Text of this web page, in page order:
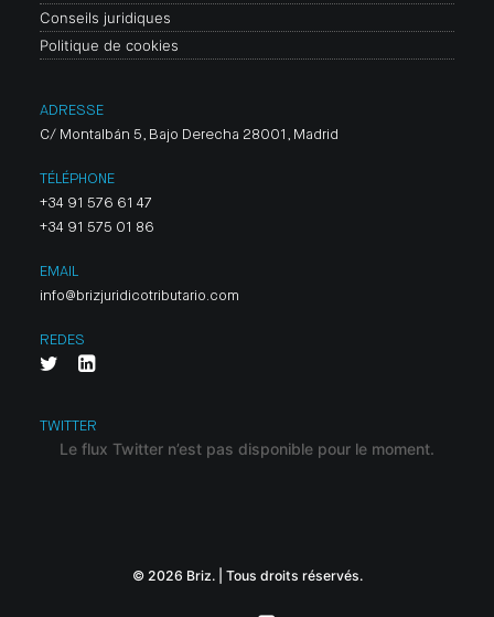
Conseils juridiques
Politique de cookies
ADRESSE
C/ Montalbán 5, Bajo Derecha 28001, Madrid
TÉLÉPHONE
+34 91 576 61 47
+34 91 575 01 86
EMAIL
info@brizjuridicotributario.com
REDES
TWITTER
Le flux Twitter n’est pas disponible pour le moment.
© 2026 Briz. | Tous droits réservés.